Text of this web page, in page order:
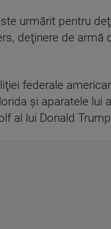
urmărit pentru
deţinere de
federale
şi aparatele lui
al lui Donald